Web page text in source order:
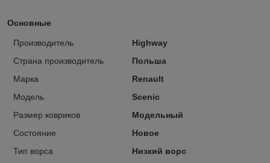
Основные
Производитель
Highway
Страна производитель
Польша
Марка
Renault
Модель
Scenic
Размер ковриков
Модельный
Состояние
Новое
Тип ворса
Низкий ворс